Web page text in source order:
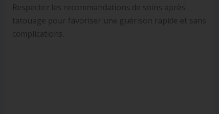
Respectez les recommandations de soins après
tatouage pour favoriser une guérison rapide et sans
complications.